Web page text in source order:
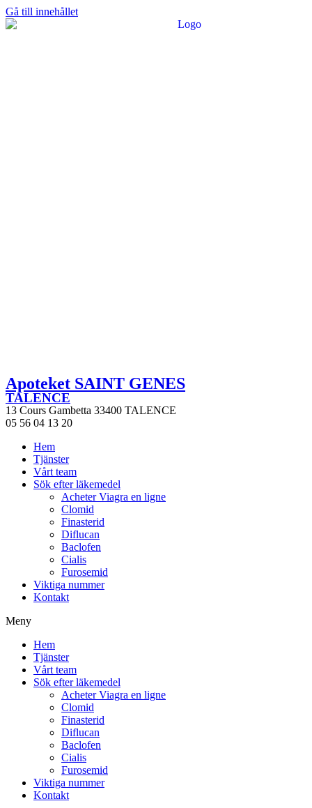
Gå till innehållet
Apoteket SAINT GENES
TALENCE
13 Cours Gambetta 33400 TALENCE
05 56 04 13 20
Hem
Tjänster
Vårt team
Sök efter läkemedel
Acheter Viagra en ligne
Clomid
Finasterid
Diflucan
Baclofen
Cialis
Furosemid
Viktiga nummer
Kontakt
Meny
Hem
Tjänster
Vårt team
Sök efter läkemedel
Acheter Viagra en ligne
Clomid
Finasterid
Diflucan
Baclofen
Cialis
Furosemid
Viktiga nummer
Kontakt